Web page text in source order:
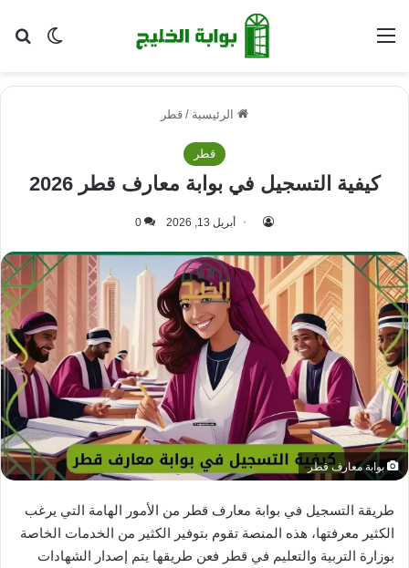
الوضع القائمة
الرئيسية / قطر
قطر
كيفية التسجيل في بوابة معارف قطر 2026
أبريل 13, 2026 0
بوابة معارف قطر
طريقة التسجيل في بوابة معارف قطر من الأمور الهامة التي يرغب
الكثير معرفتها، هذه المنصة تقوم بتوفير الكثير من الخدمات الخاصة
بوزارة التربية والتعليم في قطر فعن طريقها يتم إصدار الشهادات